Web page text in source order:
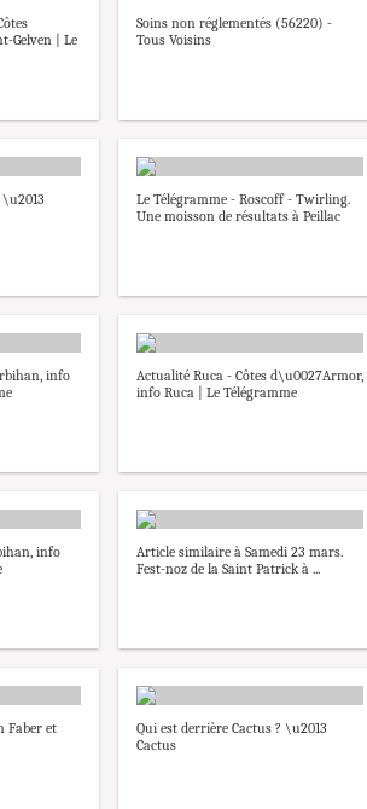
Gelven | Le
Soins non réglementés (56220) -
Tous Voisins
\u2013
Le Télégramme - Roscoff - Twirling.
Une moisson de résultats à Peillac
info
Actualité Ruca - Côtes d\u0027Armor,
info Ruca | Le Télégramme
info
Article similaire à Samedi 23 mars.
Fest-noz de la Saint Patrick à ...
Faber et
Qui est derrière Cactus ? \u2013
Cactus